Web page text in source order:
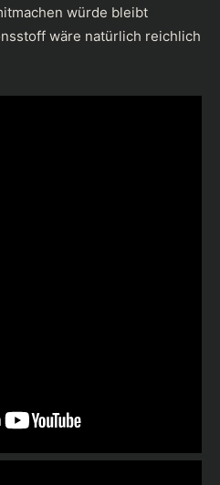
würde bleibt
wäre natürlich reichlich